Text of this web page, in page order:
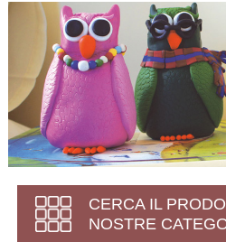
CERCA IL
NOSTRE